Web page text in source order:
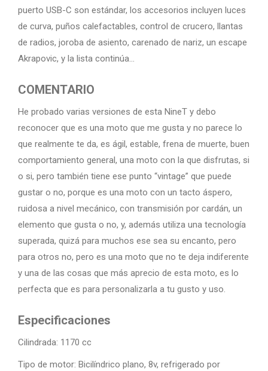
puerto USB-C son estándar, los accesorios incluyen luces
de curva, puños calefactables, control de crucero, llantas
de radios, joroba de asiento, carenado de nariz, un escape
Akrapovic, y la lista continúa…
COMENTARIO
He probado varias versiones de esta NineT y debo
reconocer que es una moto que me gusta y no parece lo
que realmente te da, es ágil, estable, frena de muerte, buen
comportamiento general, una moto con la que disfrutas, si
o si, pero también tiene ese punto “vintage” que puede
gustar o no, porque es una moto con un tacto áspero,
ruidosa a nivel mecánico, con transmisión por cardán, un
elemento que gusta o no, y, además utiliza una tecnología
superada, quizá para muchos ese sea su encanto, pero
para otros no, pero es una moto que no te deja indiferente
y una de las cosas que más aprecio de esta moto, es lo
perfecta que es para personalizarla a tu gusto y uso.
Especificaciones
Cilindrada: 1170 cc
Tipo de motor: Bicilíndrico plano, 8v, refrigerado por